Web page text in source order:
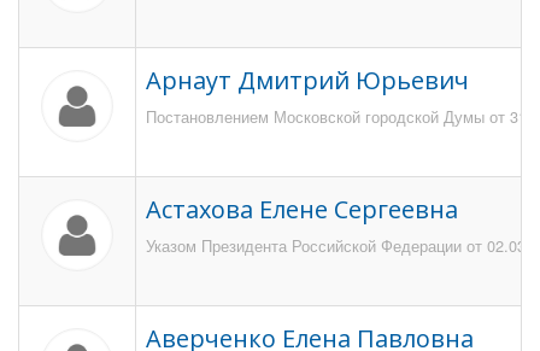
Арнаут Дмитрий Юрьевич
Постановлением Московской городской Думы от 31
Астахова Елене Сергеевна
Указом Президента Российской Федерации от
Аверченко Елена Павловна